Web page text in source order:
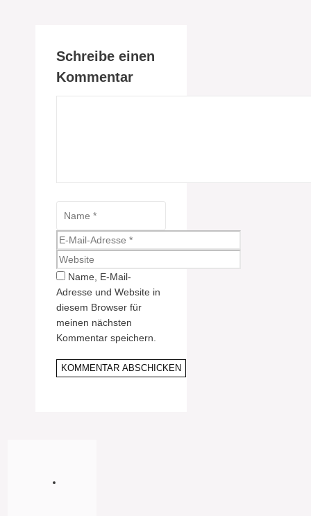
Schreibe einen
Kommentar
E-
Mail-
Adresse
Website
Name, E-Mail-
Adresse und Website in
diesem Browser für
meinen nächsten
Kommentar speichern.